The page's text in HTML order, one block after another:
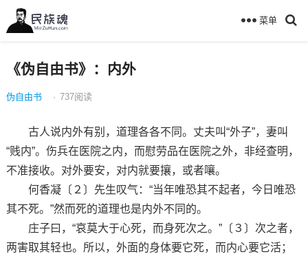
菜单
《伪自由书》：内外
伪自由书 · 737阅读
古人说内外有别，道理各各不同。丈夫叫“外子”，妻叫
“贱内”。伤兵在医院之内，而慰劳品在医院之外，非经查明，
不准接收。对外要安，对内就要攘，或者嚷。
何香凝〔２〕先生叹气：“当年唯恐其不起者，今日唯恐
其不死。”然而死的道理也是内外不同的。
庄子曰，“哀莫大于心死，而身死次之。”〔３〕次之者，
两害取其轻也。所以，外面的身体要它死，而内心要它活；